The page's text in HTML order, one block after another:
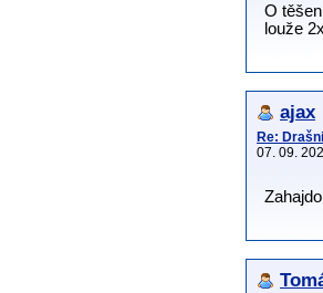
O
louže
ajax
Re:
07. 09.